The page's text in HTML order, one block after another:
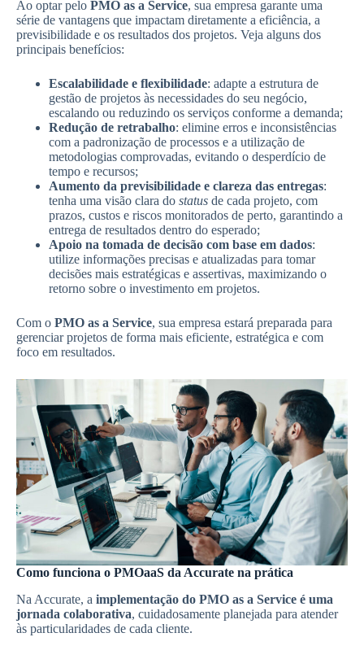
Ao optar pelo PMO as a Service, sua empresa garante uma
série de vantagens que impactam diretamente a eficiência, a
previsibilidade e os resultados dos projetos. Veja alguns dos
principais benefícios:
Escalabilidade e flexibilidade: adapte a estrutura de
gestão de projetos às necessidades do seu negócio,
escalando ou reduzindo os serviços conforme a demanda;
Redução de retrabalho: elimine erros e inconsistências
com a padronização de processos e a utilização de
metodologias comprovadas, evitando o desperdício de
tempo e recursos;
Aumento da previsibilidade e clareza das entregas:
tenha uma visão clara do status de cada projeto, com
prazos, custos e riscos monitorados de perto, garantindo a
entrega de resultados dentro do esperado;
Apoio na tomada de decisão com base em dados:
utilize informações precisas e atualizadas para tomar
decisões mais estratégicas e assertivas, maximizando o
retorno sobre o investimento em projetos.
Com o PMO as a Service, sua empresa estará preparada para
gerenciar projetos de forma mais eficiente, estratégica e com
foco em resultados.
Como funciona o PMOaaS da Accurate na prática
Na Accurate, a implementação do PMO as a Service é uma
jornada colaborativa, cuidadosamente planejada para atender
às particularidades de cada cliente.